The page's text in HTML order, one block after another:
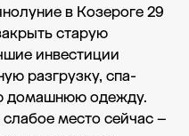
в Козероге 29
старую
инвестиции
разгрузку, спа-
домашнюю одежду.
место сейчас –